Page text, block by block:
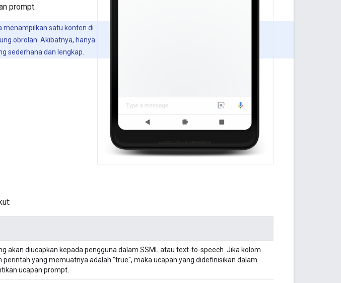
prompt.
menampilkan satu konten di
obrolan. Akibatnya, hanya
sederhana dan lengkap.
akan diucapkan kepada pengguna dalam SSML atau text-to-speech. Jika kolom
perintah yang memuatnya adalah "true", maka ucapan yang didefinisikan dalam
ucapan prompt.